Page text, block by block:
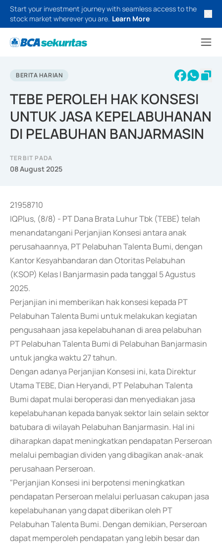
Start your investment journey with seamless access to the
stock market wherever you are. Learn More
BERITA HARIAN
TEBE PEROLEH HAK KONSESI
UNTUK JASA KEPELABUHANAN
DI PELABUHAN BANJARMASIN
TERBIT PADA
08 August 2025
21958710
IQPlus, (8/8) - PT Dana Brata Luhur Tbk (TEBE) telah
menandatangani Perjanjian Konsesi antara anak
perusahaannya, PT Pelabuhan Talenta Bumi, dengan
Kantor Kesyahbandaran dan Otoritas Pelabuhan
(KSOP) Kelas I Banjarmasin pada tanggal 5 Agustus
2025.
Perjanjian ini memberikan hak konsesi kepada PT
Pelabuhan Talenta Bumi untuk melakukan kegiatan
pengusahaan jasa kepelabuhanan di area pelabuhan
PT Pelabuhan Talenta Bumi di Pelabuhan Banjarmasin
untuk jangka waktu 27 tahun.
Dengan adanya Perjanjian Konsesi ini, kata Direktur
Utama TEBE, Dian Heryandi, PT Pelabuhan Talenta
Bumi dapat mulai beroperasi dan menyediakan jasa
kepelabuhanan kepada banyak sektor lain selain sektor
batubara di wilayah Pelabuhan Banjarmasin. Hal ini
diharapkan dapat meningkatkan pendapatan Perseroan
melalui pembagian dividen yang dibagikan anak-anak
perusahaan Perseroan.
"Perjanjian Konsesi ini berpotensi meningkatkan
pendapatan Perseroan melalui perluasan cakupan jasa
kepelabuhanan yang dapat diberikan oleh PT
Pelabuhan Talenta Bumi. Dengan demikian, Perseroan
dapat memperoleh pendapatan yang lebih besar dan